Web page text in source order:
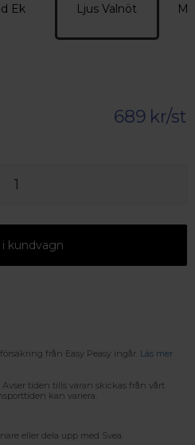
Ek Ljus Valnöt
689 kr/st
kundvagn
från Easy Peasy ingår. Läs mer
Avser tiden tills varan skickas från vårt
kan variera.
dela upp med Svea.